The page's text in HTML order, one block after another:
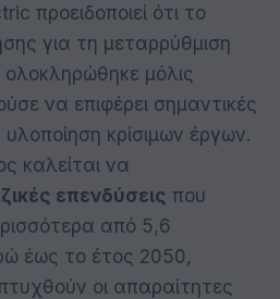
προειδοποιεί ότι το
για τη μεταρρύθμιση
μόλις
να επιφέρει σημαντικές
κρίσιμων έργων.
καλείται να
επενδύσεις που
από 5,6
έως το έτος 2050,
οι απαραίτητες